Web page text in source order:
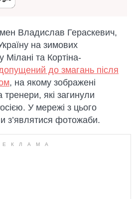
Владислав Гераскевич,
на зимових
Мілані та Кортіна-
до змагань після
, на якому зображені
тренери, які загинули
У мережі з цього
з’являтися фотожаби.